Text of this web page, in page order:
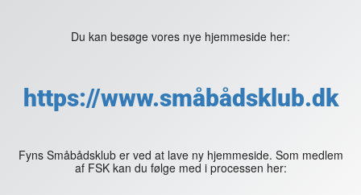
Du kan besøge vores nye hjemmeside her:
https://www.småbådsklub.dk
Fyns Småbådsklub er ved at lave ny hjemmeside. Som medlem
af FSK kan du følge med i processen her: